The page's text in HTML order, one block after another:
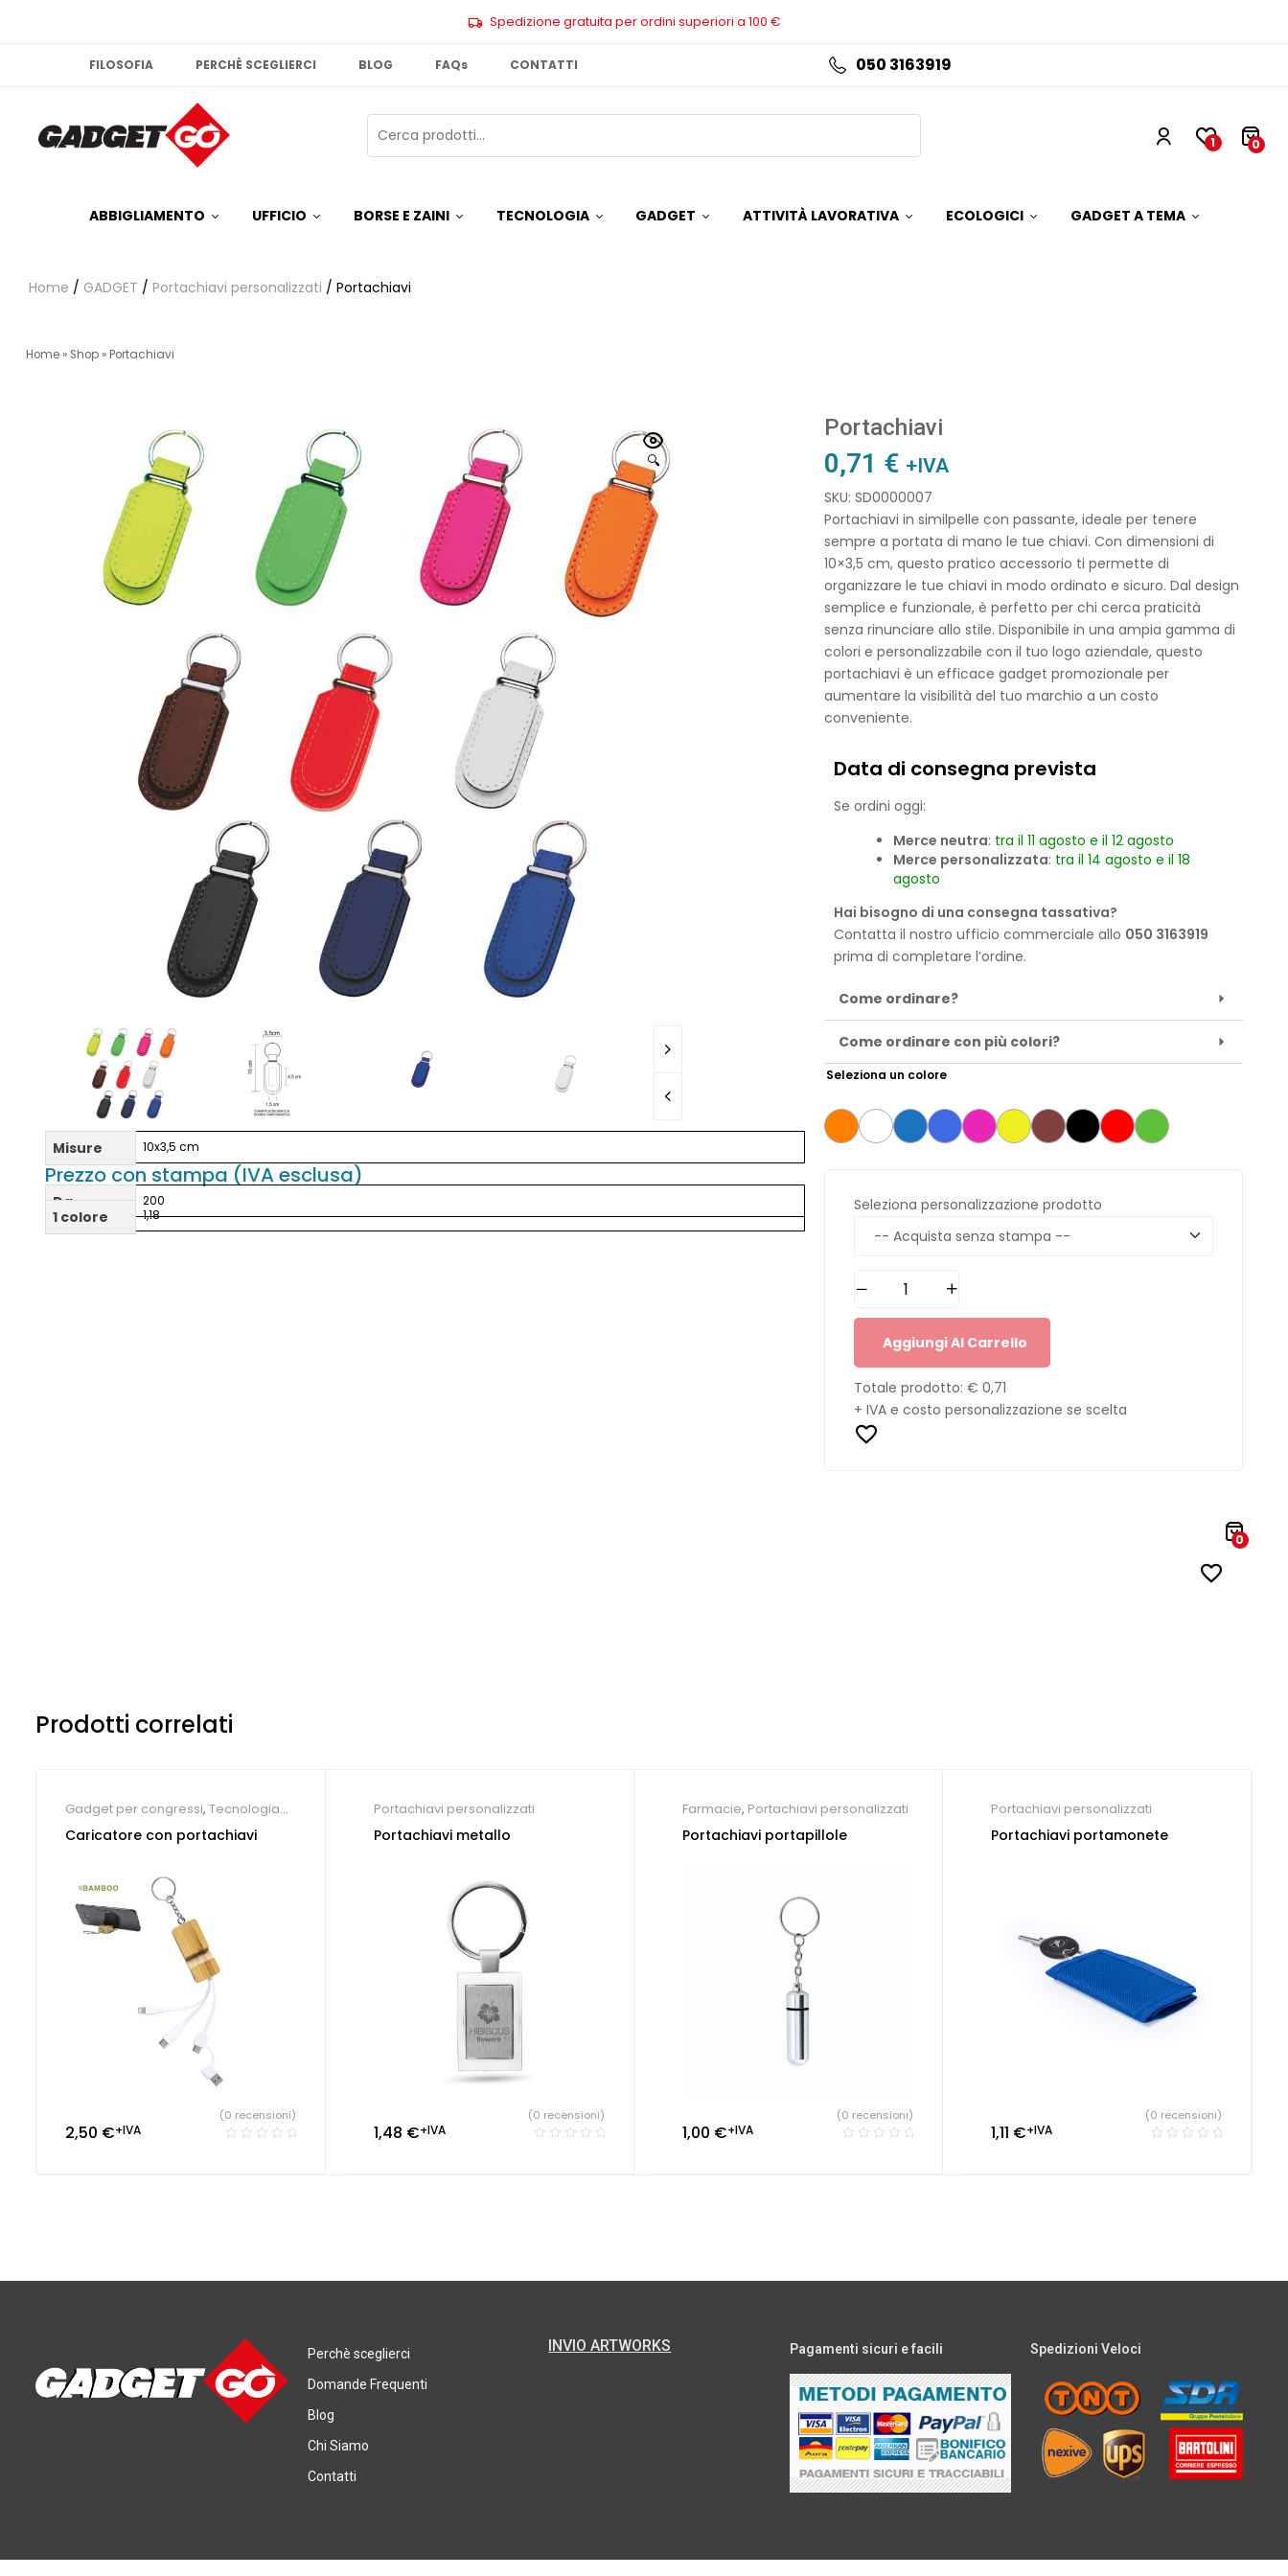
Spedizione gratuita per ordini superiori a 100 €
FILOSOFIA PERCHÈ SCEGLIERCI BLOG FAQs CONTATTI 050 3163919
1 0
ABBIGLIAMENTO UFFICIO BORSE E ZAINI TECNOLOGIA GADGET ATTIVITÀ LAVORATIVA ECOLOGICI GADGET A TEMA
Home / GADGET / Portachiavi personalizzati / Portachiavi
Home » Shop » Portachiavi
🔍
Misure 10x3,5 cm
Prezzo con stampa (IVA esclusa)
Da 200
1 colore 1,18
Portachiavi
0,71 € +IVA
SKU: SD0000007
Portachiavi in similpelle con passante, ideale per tenere
sempre a portata di mano le tue chiavi. Con dimensioni di
10×3,5 cm, questo pratico accessorio ti permette di
organizzare le tue chiavi in modo ordinato e sicuro. Dal design
semplice e funzionale, è perfetto per chi cerca praticità
senza rinunciare allo stile. Disponibile in una ampia gamma di
colori e personalizzabile con il tuo logo aziendale, questo
portachiavi è un efficace gadget promozionale per
aumentare la visibilità del tuo marchio a un costo
conveniente.
Data di consegna prevista
Se ordini oggi:
Merce neutra: tra il 11 agosto e il 12 agosto
Merce personalizzata: tra il 14 agosto e il 18
agosto
Hai bisogno di una consegna tassativa?
Contatta il nostro ufficio commerciale allo 050 3163919
prima di completare l’ordine.
Come ordinare?
Come ordinare con più colori?
Seleziona un colore
Seleziona personalizzazione prodotto
Aggiungi Al Carrello
Totale prodotto: € 0,71
+ IVA e costo personalizzazione se scelta
0
Prodotti correlati
Gadget per congressi, Tecnologia
ecologica,Portachiavi personalizzati
Caricatore con portachiavi
2,50 €+IVA
(0 recensioni)
Portachiavi personalizzati
Portachiavi metallo
1,48 €+IVA
(0 recensioni)
Farmacie, Portachiavi personalizzati
Portachiavi portapillole
1,00 €+IVA
(0 recensioni)
Portachiavi personalizzati
Portachiavi portamonete
1,11 €+IVA
(0 recensioni)
Perchè sceglierci
Domande Frequenti
Blog
Chi Siamo
Contatti
INVIO ARTWORKS Pagamenti sicuri e facili Spedizioni Veloci